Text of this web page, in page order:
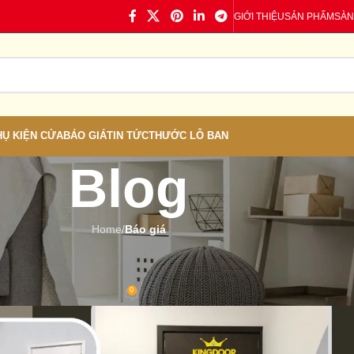
GIỚI THIỆUSẢN PHẨM
KIỆN CỬABÁO GIÁTIN TỨCTHƯỚC LỖ BAN
Blog
Home/Báo giá
, TIN TỨC
Giá Cửa Nhựa Mới Nhất
nhựa On 26/04/2024 0